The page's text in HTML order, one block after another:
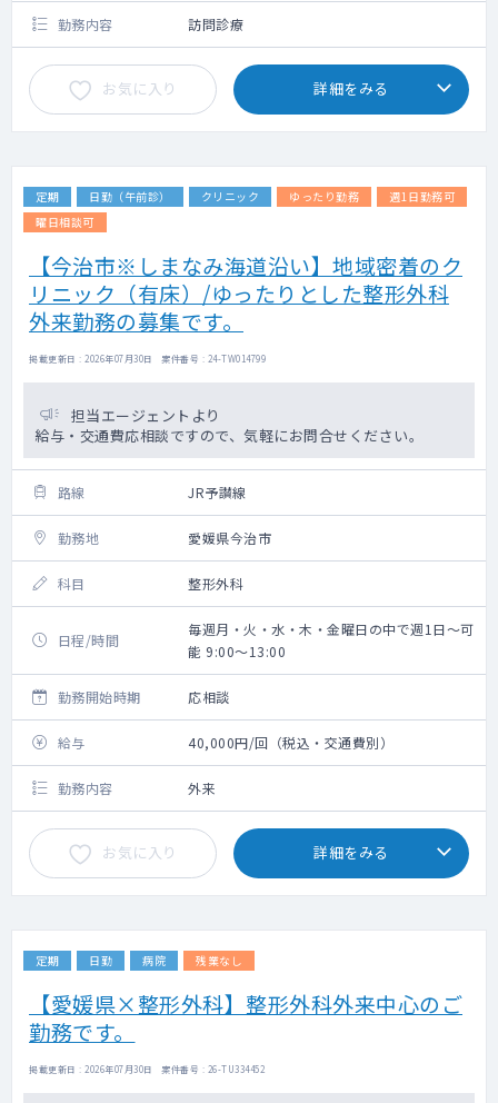
勤務内容 訪問診療
お気に入り 詳細をみる
定期 日勤（午前診） クリニック ゆったり勤務
週1日勤務可
曜日相談可
【今治市※しまなみ海道沿い】地域密着のク
リニック（有床）/ゆったりとした整形外科
外来勤務の募集です。
掲載更新日 : 2026年07月30日 案件番号 : 24-TW014799
担当エージェントより
給与・交通費応相談ですので、気軽にお問合せください。
路線 JR予讃線
勤務地 愛媛県今治市
科目 整形外科
日程/時間
毎週月・火・水・木・金曜日の中で週1日～可
能 9:00～13:00
勤務開始時期 応相談
給与 40,000円/回（税込・交通費別）
勤務内容 外来
お気に入り 詳細をみる
定期 日勤 病院 残業なし
【愛媛県×整形外科】整形外科外来中心のご
勤務です。
掲載更新日 : 2026年07月30日 案件番号 : 26-TU334452